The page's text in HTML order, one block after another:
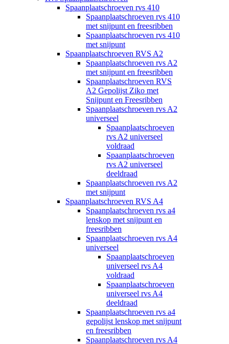
Spaanplaatschroeven rvs 410
Spaanplaatschroeven rvs 410
met snijpunt en freesribben
Spaanplaatschroeven rvs 410
met snijpunt
Spaanplaatschroeven RVS A2
Spaanplaatschroeven rvs A2
met snijpunt en freesribben
Spaanplaatschroeven RVS
A2 Gepolijst Ziko met
Snijpunt en Freesribben
Spaanplaatschroeven rvs A2
universeel
Spaanplaatschroeven
rvs A2 universeel
voldraad
Spaanplaatschroeven
rvs A2 universeel
deeldraad
Spaanplaatschroeven rvs A2
met snijpunt
Spaanplaatschroeven RVS A4
Spaanplaatschroeven rvs a4
lenskop met snijpunt en
freesribben
Spaanplaatschroeven rvs A4
universeel
Spaanplaatschroeven
universeel rvs A4
voldraad
Spaanplaatschroeven
universeel rvs A4
deeldraad
Spaanplaatschroeven rvs a4
gepolijst lenskop met snijpunt
en freesribben
Spaanplaatschroeven rvs A4